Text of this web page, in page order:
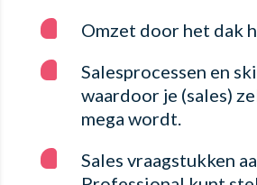
Omzet door het dak
Salesprocessen en
waardoor je (sales)
mega wordt.
Sales vraagstukken